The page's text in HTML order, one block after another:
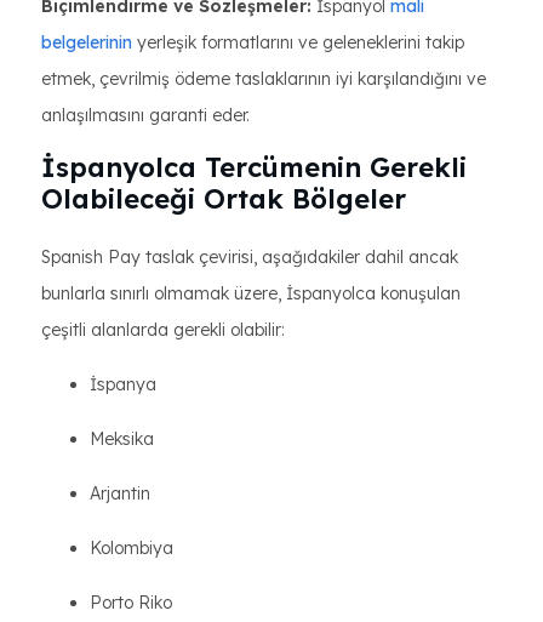
Biçimlendirme ve Sözleşmeler: İspanyol mali
belgelerinin yerleşik formatlarını ve geleneklerini takip
etmek, çevrilmiş ödeme taslaklarının iyi karşılandığını ve
anlaşılmasını garanti eder.
İspanyolca Tercümenin Gerekli
Olabileceği Ortak Bölgeler
Spanish Pay taslak çevirisi, aşağıdakiler dahil ancak
bunlarla sınırlı olmamak üzere, İspanyolca konuşulan
çeşitli alanlarda gerekli olabilir:
İspanya
Meksika
Arjantin
Kolombiya
Porto Riko